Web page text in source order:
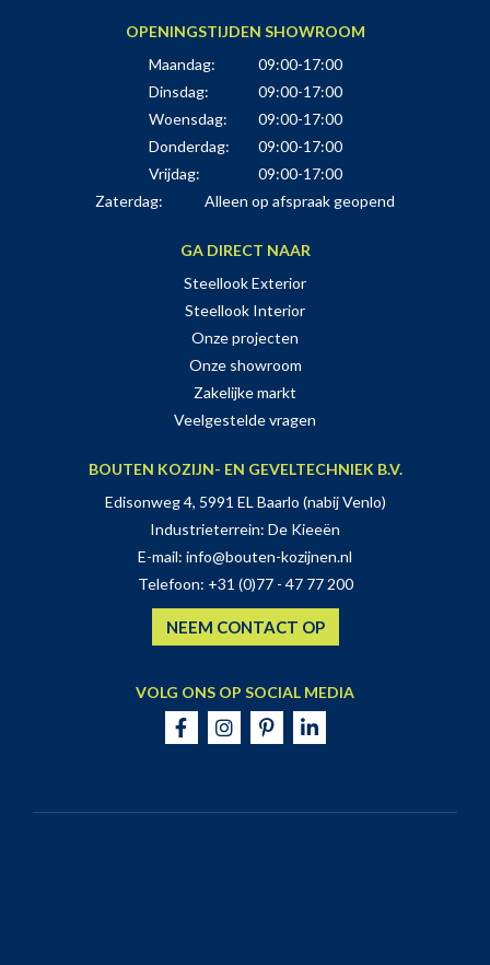
OPENINGSTIJDEN SHOWROOM
Maandag:
09:00-17:00
Dinsdag:
09:00-17:00
Woensdag:
09:00-17:00
Donderdag:
09:00-17:00
Vrijdag:
09:00-17:00
Zaterdag:
Alleen op afspraak geopend
GA DIRECT NAAR
Steellook Exterior
Steellook Interior
Onze projecten
Onze showroom
Zakelijke markt
Veelgestelde vragen
BOUTEN KOZIJN- EN GEVELTECHNIEK B.V.
Edisonweg 4, 5991 EL Baarlo (nabij Venlo)
Industrieterrein: De Kieeën
E-mail: info@bouten-kozijnen.nl
Telefoon: +31 (0)77 - 47 77 200
NEEM CONTACT OP
VOLG ONS OP SOCIAL MEDIA